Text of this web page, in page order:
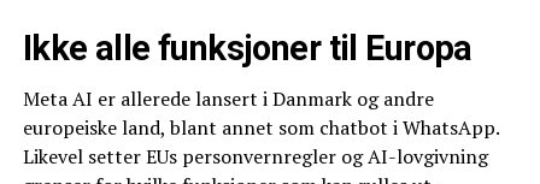
Ikke alle funksjoner til Europa
Meta AI er allerede lansert i Danmark og andre
europeiske land, blant annet som chatbot i WhatsApp.
Likevel setter EUs personvernregler og AI-lovgivning